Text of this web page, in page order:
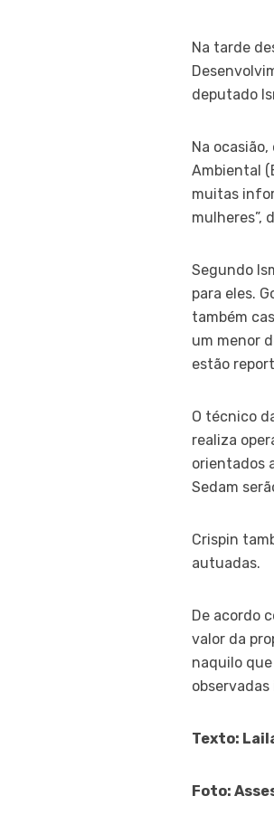
Na tarde
deputado
Na
Ambiental
muitas
mulheres”,
Segundo
para eles.
também
um menor
estão
O técnico
realiza
orientados
Sedam
Crispin
autuadas.
De acordo
valor da
naquilo
Texto:
Foto: